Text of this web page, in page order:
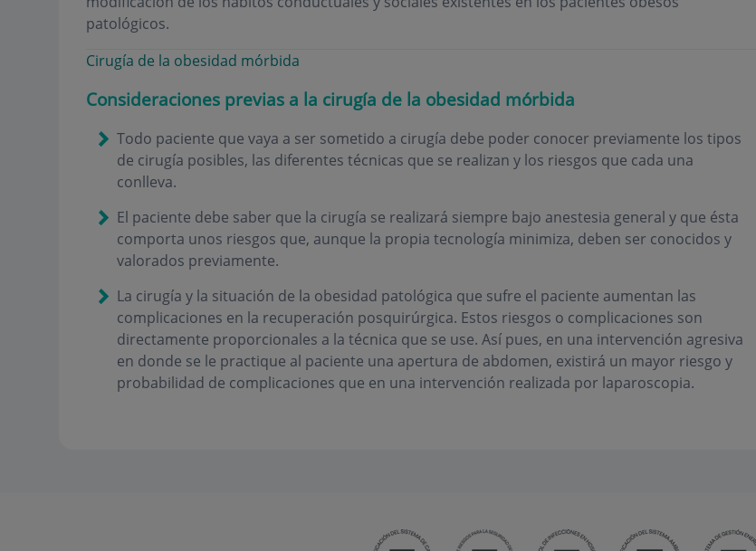
patológicos.
Cirugía de la obesidad mórbida
Consideraciones previas a la cirugía de la obesidad mórbida
Todo paciente que vaya a ser sometido a cirugía debe poder conocer previamente los tipos
de cirugía posibles, las diferentes técnicas que se realizan y los riesgos que cada una
conlleva.
El paciente debe saber que la cirugía se realizará siempre bajo anestesia general y que ésta
comporta unos riesgos que, aunque la propia tecnología minimiza, deben ser conocidos y
valorados previamente.
La cirugía y la situación de la obesidad patológica que sufre el paciente aumentan las
complicaciones en la recuperación posquirúrgica. Estos riesgos o complicaciones son
directamente proporcionales a la técnica que se use. Así pues, en una intervención agresiva
en donde se le practique al paciente una apertura de abdomen, existirá un mayor riesgo y
probabilidad de complicaciones que en una intervención realizada por laparoscopia.